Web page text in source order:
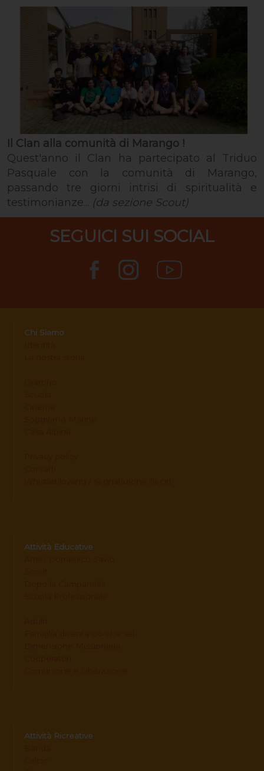
Il Clan alla comunità di Marango !
Quest'anno il Clan ha partecipato al Triduo
Pasquale con la comunità di Marango,
passando tre giorni intrisi di spiritualità e
testimonianze... (da sezione Scout)
SEGUICI SUI SOCIAL
Chi Siamo
Attività Educative
Attività Ricreative